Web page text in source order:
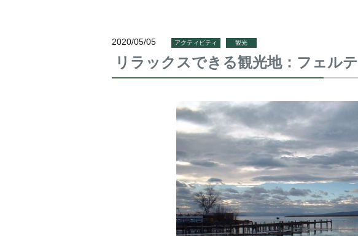
2020/05/05 アクティビティ 観光
リラックスできる観光地：フェル